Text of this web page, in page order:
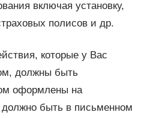
включая установку,
полисов и др.
которые у Вас
должны быть
оформлены на
быть в письменном